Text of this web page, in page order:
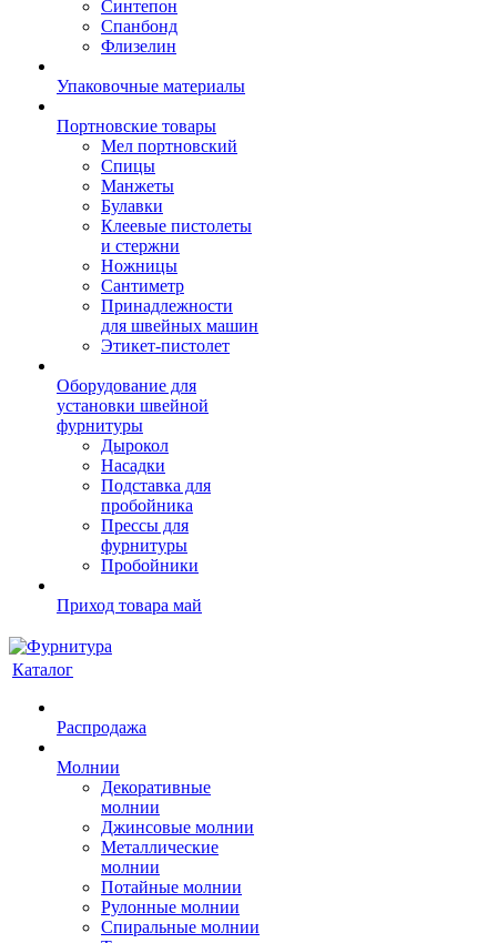
Синтепон
Спанбонд
Флизелин
Упаковочные материалы
Портновские товары
Мел портновский
Спицы
Манжеты
Булавки
Клеевые пистолеты
и стержни
Ножницы
Сантиметр
Принадлежности
для швейных машин
Этикет-пистолет
Оборудование для
установки швейной
фурнитуры
Дырокол
Насадки
Подставка для
пробойника
Прессы для
фурнитуры
Пробойники
Приход товара май
Каталог
Распродажа
Молнии
Декоративные
молнии
Джинсовые молнии
Металлические
молнии
Потайные молнии
Рулонные молнии
Спиральные молнии